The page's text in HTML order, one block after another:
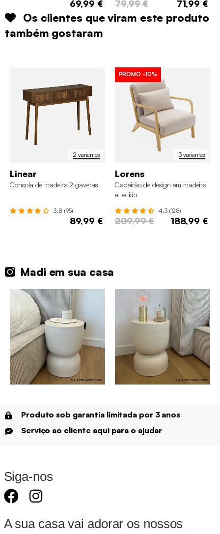
69,99 € 79,99 € 71,99 €
Os clientes que viram este produto
também gostaram
2 variantes
Linear
Consola de madeira 2 gavetas
3.8 (95)
89,99 €
3 variantes
PROMO -10%
Lorens
Cadeirão de design em madeira
e tecido
4.3 (128)
209,99 € 188,99 €
Madi em sua casa
Produto sob garantia limitada por 3 anos
Serviço ao cliente aqui para o ajudar
Siga-nos
A sua casa vai adorar os nossos